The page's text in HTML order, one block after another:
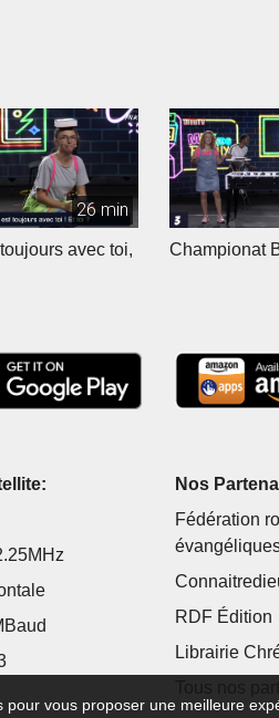
26 min
avec toi,
Championat
Nos
Fédération
RDF Édition
Librairie
vous proposer une meilleure